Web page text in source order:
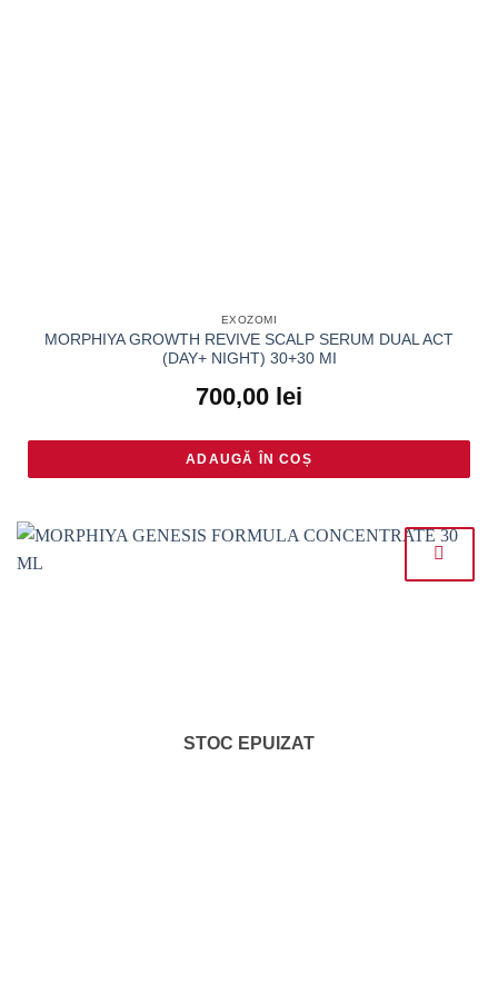
EXOZOMI
MORPHIYA GROWTH REVIVE SCALP SERUM DUAL ACT
(DAY+ NIGHT) 30+30 MI
700,00 lei
ADAUGĂ ÎN COȘ
STOC EPUIZAT